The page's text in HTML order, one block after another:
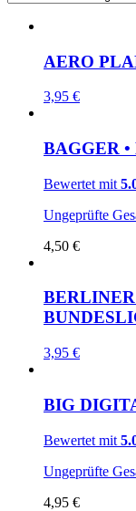
AERO
3,95 €
BAGGER
Bewertet mit
Ungeprüfte
4,50 €
3,95 €
BIG
Bewertet mit
Ungeprüfte
4,95 €